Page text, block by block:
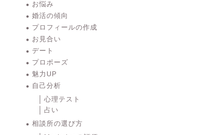
お悩み
婚活の傾向
プロフィールの作成
お見合い
デート
プロポーズ
魅力UP
自己分析
心理テスト
占い
相談所の選び方